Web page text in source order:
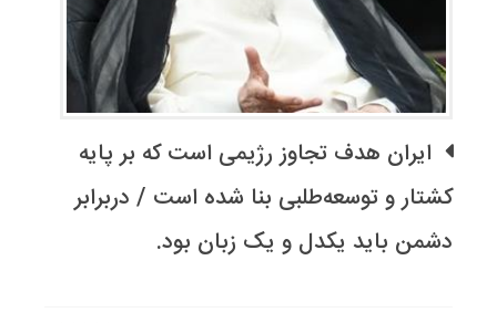
ایران هدف تجاوز رژیمی است که بر پایه
کشتار و توسعه‌طلبی بنا شده است / دربرابر
دشمن باید یکدل و یک زبان بود.